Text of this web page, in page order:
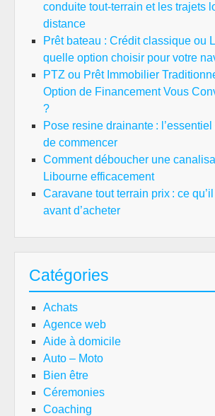
conduite tout-terrain et les trajets
distance
Prêt bateau : Crédit classique ou
quelle option choisir pour votre
PTZ ou Prêt Immobilier
Option de Financement Vous
?
Pose resine drainante :
de commencer
Comment déboucher une
Libourne efficacement
Caravane tout terrain prix : ce
avant d’acheter
Catégories
Achats
Agence web
Aide à domicile
Auto – Moto
Bien être
Céremonies
Coaching